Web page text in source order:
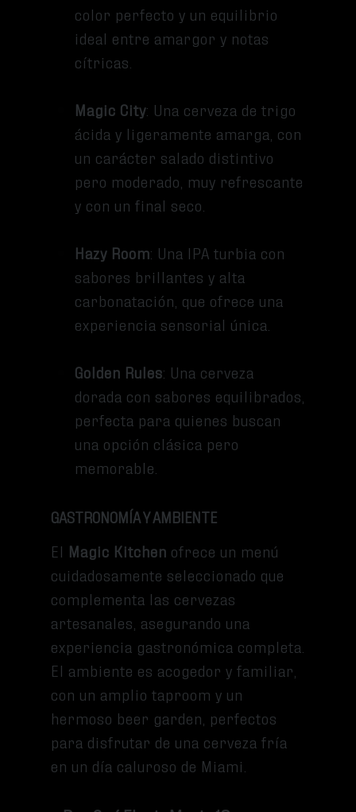
color perfecto y un equilibrio
ideal entre amargor y notas
cítricas.
Magic City: Una cerveza de trigo
ácida y ligeramente amarga, con
un carácter salado distintivo
pero moderado, muy refrescante
y con un final seco.
Hazy Room: Una IPA turbia con
sabores brillantes y alta
carbonatación, que ofrece una
experiencia sensorial única.
Golden Rules: Una cerveza
dorada con sabores equilibrados,
perfecta para quienes buscan
una opción clásica pero
memorable.
GASTRONOMÍA Y AMBIENTE
El Magic Kitchen ofrece un menú
cuidadosamente seleccionado que
complementa las cervezas
artesanales, asegurando una
experiencia gastronómica completa.
El ambiente es acogedor y familiar,
con un amplio taproom y un
hermoso beer garden, perfectos
para disfrutar de una cerveza fría
en un día caluroso de Miami.